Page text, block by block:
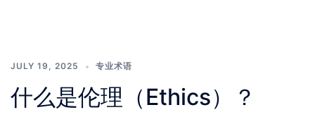
JULY 19, 2025 专业术语
什么是伦理（Ethics）？